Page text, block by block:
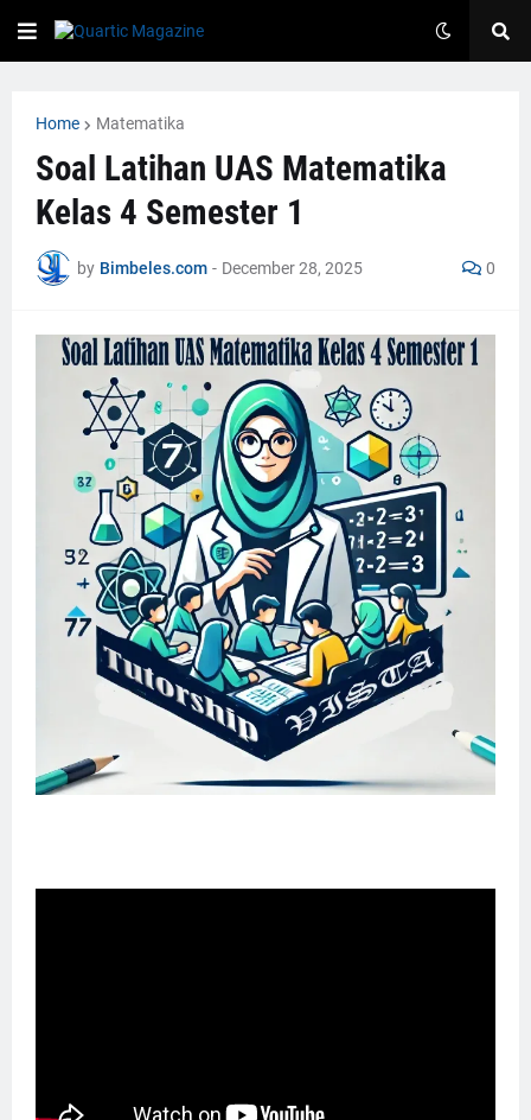
Home Matematika
Soal Latihan UAS Matematika
Kelas 4 Semester 1
by Bimbeles.com - December 28, 2025 0